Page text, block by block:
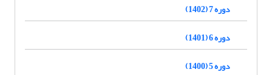
دوره 7 (1402)
دوره 6 (1401)
دوره 5 (1400)